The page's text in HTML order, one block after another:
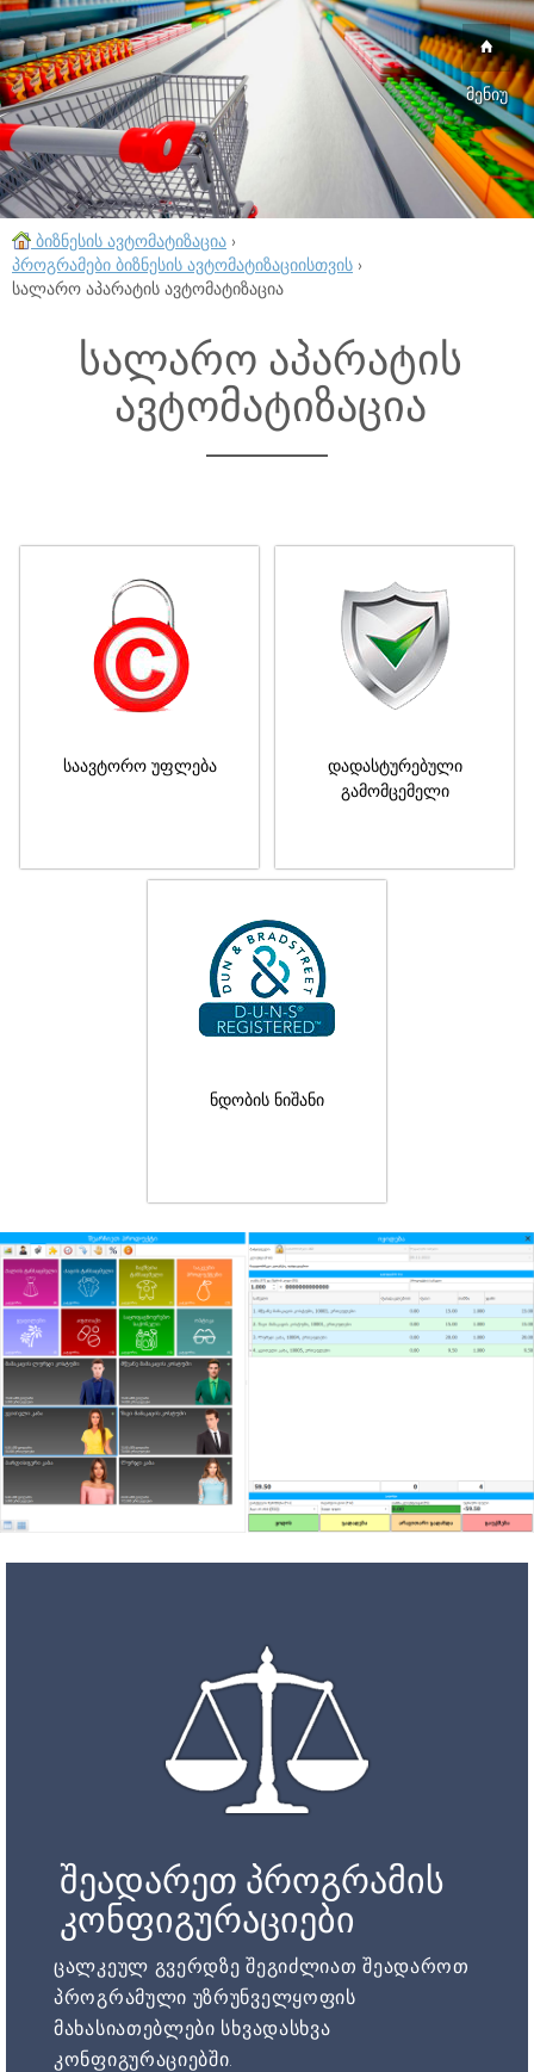
მენიუ
ბიზნესის ავტომატიზაცია ›
პროგრამები ბიზნესის ავტომატიზაციისთვის ›
სალარო აპარატის ავტომატიზაცია
სალარო აპარატის
ავტომატიზაცია
საავტორო უფლება
დადასტურებული
გამომცემელი
ნდობის ნიშანი
შეადარეთ პროგრამის
კონფიგურაციები
ცალკეულ გვერდზე შეგიძლიათ შეადაროთ
პროგრამული უზრუნველყოფის
მახასიათებლები სხვადასხვა
კონფიგურაციებში.